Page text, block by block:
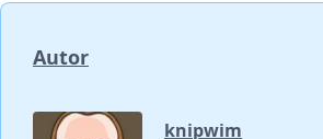
Autor
knipwim